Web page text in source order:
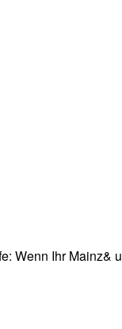
Wenn Ihr Mainz&